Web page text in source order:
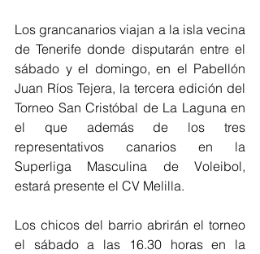
Los grancanarios viajan a la isla vecina
de Tenerife donde disputarán entre el
sábado y el domingo, en el Pabellón
Juan Ríos Tejera, la tercera edición del
Torneo San Cristóbal de La Laguna en
el que además de los tres
representativos canarios en la
Superliga Masculina de Voleibol,
estará presente el CV Melilla.
Los chicos del barrio abrirán el torneo
el sábado a las 16.30 horas en la